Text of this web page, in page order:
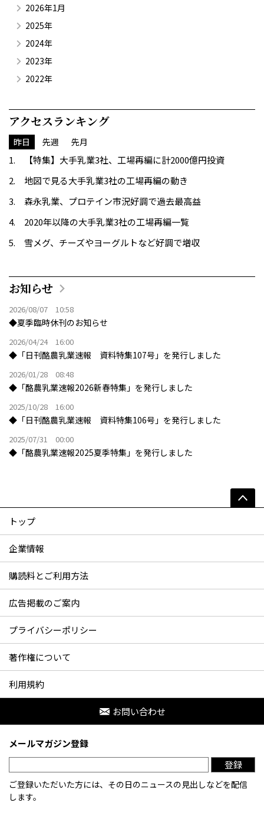
2026年1月
2025年
2024年
2023年
2022年
アクセスランキング
昨日 先週 先月
【特集】大手乳業3社、工場再編に計2000億円投資
地図で見る大手乳業3社の工場再編の動き
森永乳業、プロテイン市況好調で過去最高益
2020年以降の大手乳業3社の工場再編一覧
雪メグ、チーズやヨーグルトなど好調で増収
お知らせ
2026/08/07 10:58
◆夏季臨時休刊のお知らせ
2026/04/24 16:00
◆「日刊酪農乳業速報 資料特集107号」を発行しました
2026/01/28 08:48
◆「酪農乳業速報2026新春特集」を発行しました
2025/10/28 16:00
◆「日刊酪農乳業速報 資料特集106号」を発行しました
2025/07/31 00:00
◆「酪農乳業速報2025夏季特集」を発行しました
トップ
企業情報
購読料とご利用方法
広告掲載のご案内
プライバシーポリシー
著作権について
利用規約
お問い合わせ
メールマガジン登録
登録
ご登録いただいた方には、その日のニュースの見出しなどを配信
します。